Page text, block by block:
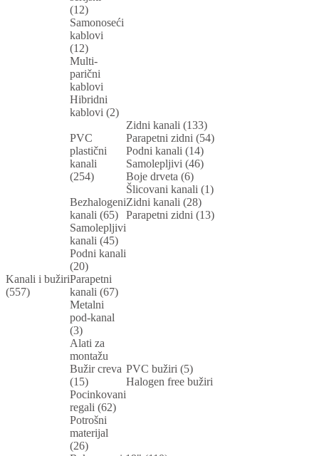
(12)
Samonoseći
kablovi
(12)
Multi-
parični
kablovi
Hibridni
kablovi (2)
Kanali i bužiri
(557)
PVC
plastični
kanali
(254)
Zidni kanali (133)
Parapetni zidni (54)
Podni kanali (14)
Samolepljivi (46)
Boje drveta (6)
Šlicovani kanali (1)
Bezhalogeni
kanali (65)
Zidni kanali (28)
Parapetni zidni (13)
Samolepljivi
kanali (45)
Podni kanali
(20)
Parapetni
kanali (67)
Metalni
pod-kanal
(3)
Alati za
montažu
Bužir creva
(15)
PVC bužiri (5)
Halogen free bužiri
Pocinkovani
regali (62)
Potrošni
materijal
(26)